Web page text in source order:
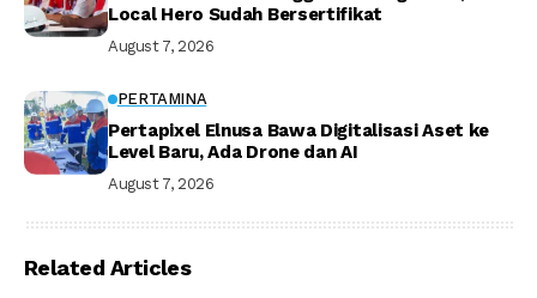
Local Hero Sudah Bersertifikat
August 7, 2026
PERTAMINA
Pertapixel Elnusa Bawa Digitalisasi Aset ke
Level Baru, Ada Drone dan AI
August 7, 2026
Related Articles